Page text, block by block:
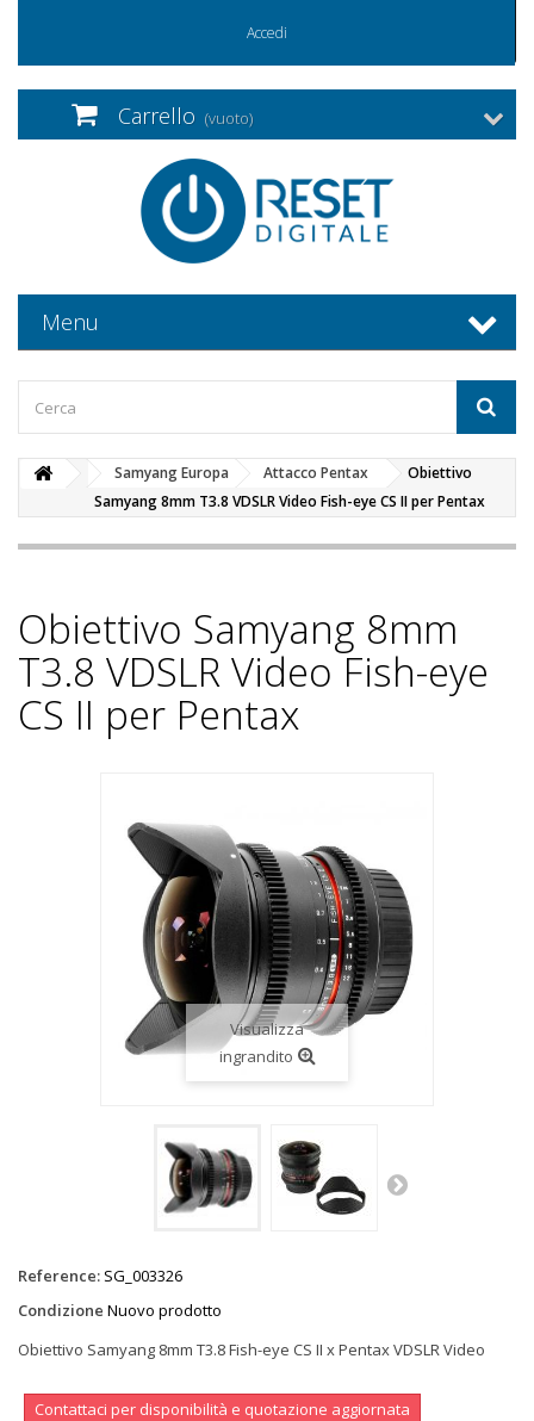
Accedi
Carrello (vuoto)
Menu
Samyang Europa Attacco Pentax
Obiettivo
Samyang 8mm T3.8 VDSLR Video Fish-eye CS II per Pentax
Obiettivo Samyang 8mm
T3.8 VDSLR Video Fish-eye
CS II per Pentax
Visualizza
ingrandito
Reference: SG_003326
Condizione Nuovo prodotto
Obiettivo Samyang 8mm T3.8 Fish-eye CS II x Pentax VDSLR Video
Contattaci per disponibilità e quotazione aggiornata